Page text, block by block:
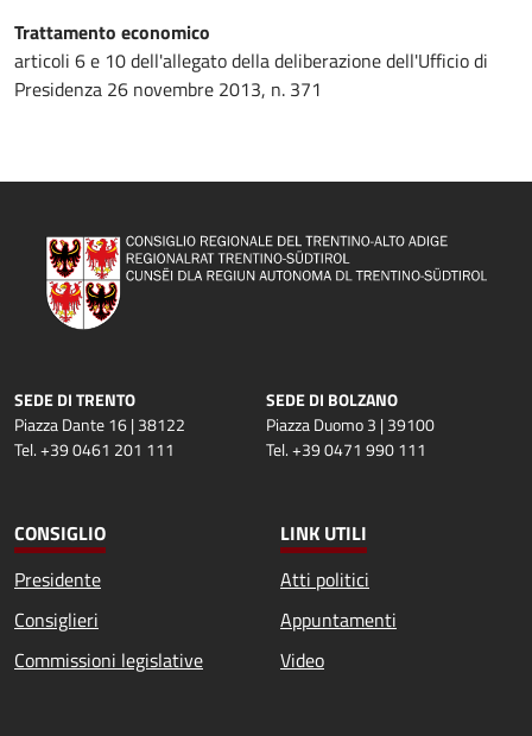
Trattamento economico
articoli 6 e 10 dell'allegato della deliberazione dell'Ufficio di
Presidenza 26 novembre 2013, n. 371
SEDE DI TRENTO
Piazza Dante 16 | 38122
Tel. +39 0461 201 111
SEDE DI BOLZANO
Piazza Duomo 3 | 39100
Tel. +39 0471 990 111
CONSIGLIO
Presidente
Consiglieri
Commissioni legislative
LINK UTILI
Atti politici
Appuntamenti
Video